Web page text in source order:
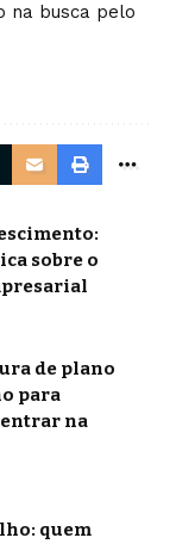
na busca pelo
sobre o
de plano
para
na
quem